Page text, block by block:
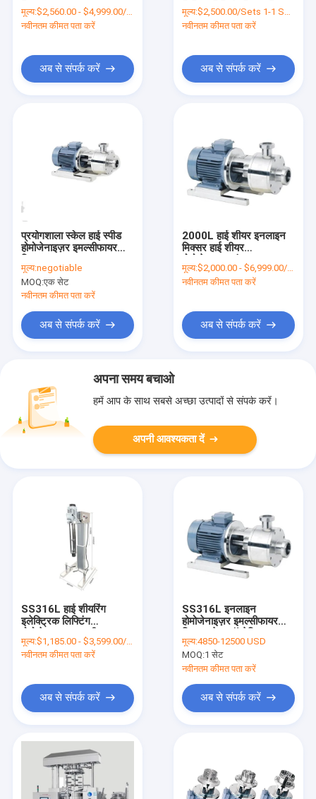
मूल्य:$2,560.00 - $4,999.00/Sets
नवीनतम कीमत पता करें
अब से संपर्क करें
50L
मूल्य:$2,500.00/Sets 1-1 Sets
नवीनतम कीमत पता करें
अब से संपर्क करें
प्रयोगशाला स्केल हाई स्पीड
होमोजेनाइज़र इमल्सीफायर
मूल्य:negotiable
MOQ:एक सेट
नवीनतम कीमत पता करें
अब से संपर्क करें
2000L हाई शीयर इनलाइन
मिक्सर हाई शीयर
मूल्य:$2,000.00 - $6,999.00/Sets
नवीनतम कीमत पता करें
अब से संपर्क करें
अपना समय बचाओ
हमें आप के साथ सबसे अच्छा उत्पादों से संपर्क करें।
अपनी आवश्यकता दें
SS316L हाई शीयरिंग
इलेक्ट्रिक लिफ्टिंग
मिक्सर 300L
मूल्य:$1,185.00 - $3,599.00/Sets
नवीनतम कीमत पता करें
अब से संपर्क करें
SS316L इनलाइन
होमोजेनाइज़र इमल्सीफायर
होमोजेनाइज़र मिक्सर
मूल्य:4850-12500 USD
MOQ:1 सेट
नवीनतम कीमत पता करें
अब से संपर्क करें